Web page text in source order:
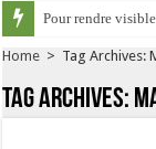
Pour rendre
Home > Tag Archives:
Tag Archives: